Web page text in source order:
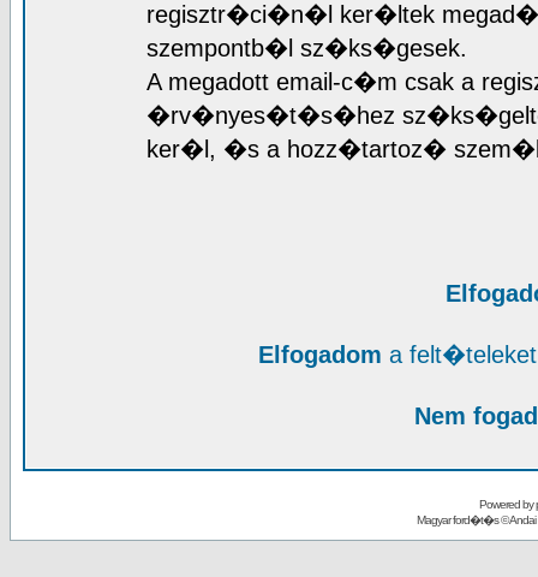
regisztr�ci�n�l ker�ltek
szempontb�l sz�ks�gesek.
A megadott email-c�m csak a
�rv�nyes�t�s�hez
ker�l, �s a hozz�tartoz�
Elfogadom a
Nem
Powered by
Magyar ford�t�s ©Andai